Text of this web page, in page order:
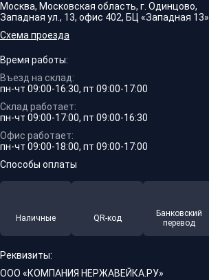
Москва, Московская область, г. Одинцово,
Западная ул., 13, офис 402, БЦ «Западная 13».
Схема проезда
Время работы:
Въезд на склад:
пн-чт 09:00-16:30, пт 09:00-17:00
Склад работает:
пн-чт 09:00-17:00, пт 09:00-16:30
Офис работает:
пн-чт 09:00-18:00, пт 09:00-17:00
Способы оплаты
Наличные QR-код
Банковский
перевод
Реквизиты:
ООО «КОМПАНИЯ НЕРЖАВЕЙКА.РУ»